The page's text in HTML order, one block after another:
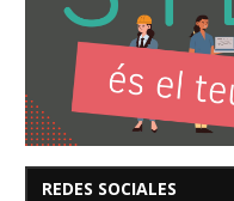
REDES SOCIALES